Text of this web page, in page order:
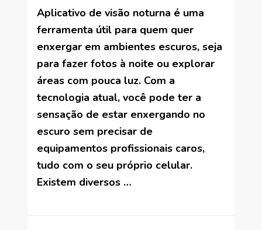
Aplicativo de visão noturna é uma
ferramenta útil para quem quer
enxergar em ambientes escuros, seja
para fazer fotos à noite ou explorar
áreas com pouca luz. Com a
tecnologia atual, você pode ter a
sensação de estar enxergando no
escuro sem precisar de
equipamentos profissionais caros,
tudo com o seu próprio celular.
Existem diversos …